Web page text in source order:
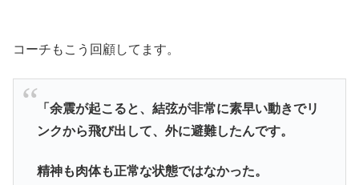
コーチもこう回顧してます。
「余震が起こると、結弦が非常に素早い動きでリ
ンクから飛び出して、外に避難したんです。
精神も肉体も正常な状態ではなかった。